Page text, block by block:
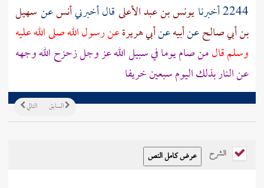
2244 أخبرنا
يونس بن عبد الأعلىقال أخبرنيأنسعنسهيل
بن أبي صالحعنأبيهعنأبي هريرةعن رسول الله صلى الله عليه
وسلم قالمن صام يوما في سبيل الله عز وجل زحزح الله وجهه
عن النار بذلك اليوم سبعين خريفا
التالي السابق
الشرح